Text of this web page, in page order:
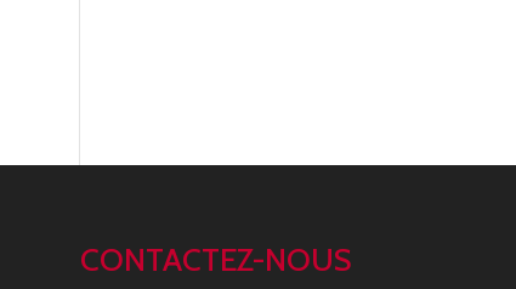
CONTACTEZ-NOUS